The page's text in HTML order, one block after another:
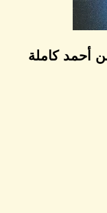
أحمد كاملة